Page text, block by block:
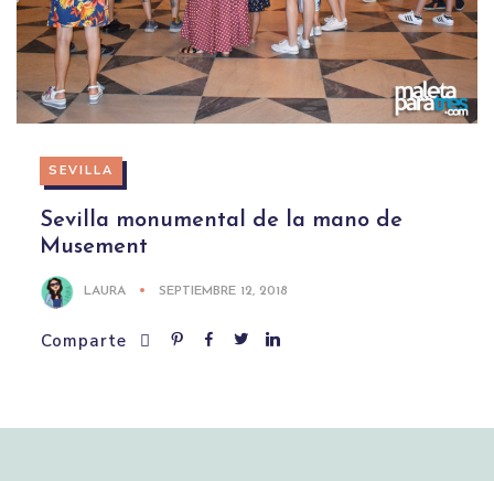
SEVILLA
Sevilla monumental de la mano de
Musement
LAURA SEPTIEMBRE 12, 2018
Comparte